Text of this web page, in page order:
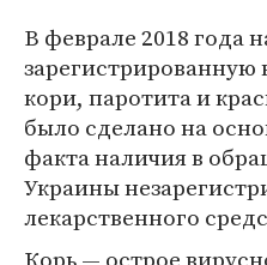
В феврале 2018 года
зарегистрированную
кори, паротита и
было сделано на
факта наличия в
Украины
лекарственного